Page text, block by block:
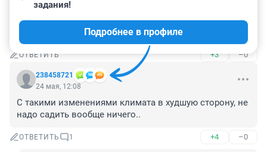
Гость
На даче печень и почки сажать самое время .
ОТВЕТИТЬ +3 –0
238458721
задания!
Подробнее в профиле
24 мая, 12:08
С такими изменениями климата в худшую сторону, не
надо садить вообще ничего..
ОТВЕТИТЬ 1 +4 –0